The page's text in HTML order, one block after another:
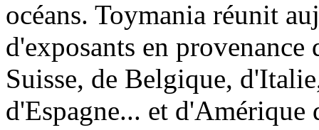
océans. Toymania réunit
d'exposants en
Suisse, de Belgique,
d'Espagne... et